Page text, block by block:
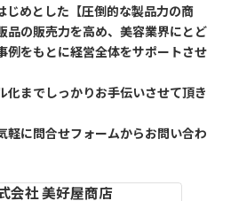
じめとした【圧倒的な製品力の商
品の販売力を高め、美容業界にとど
例をもとに経営全体をサポートさせ
化までしっかりお手伝いさせて頂き
軽に問合せフォームからお問い合わ
会社 美好屋商店